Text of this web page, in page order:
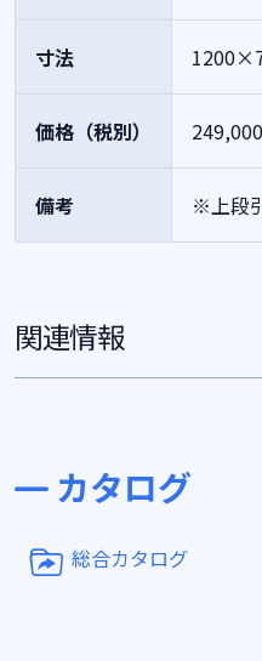
寸法
価格（税別）
備考 ※上段
関連情報
カタログ
総合カタログ